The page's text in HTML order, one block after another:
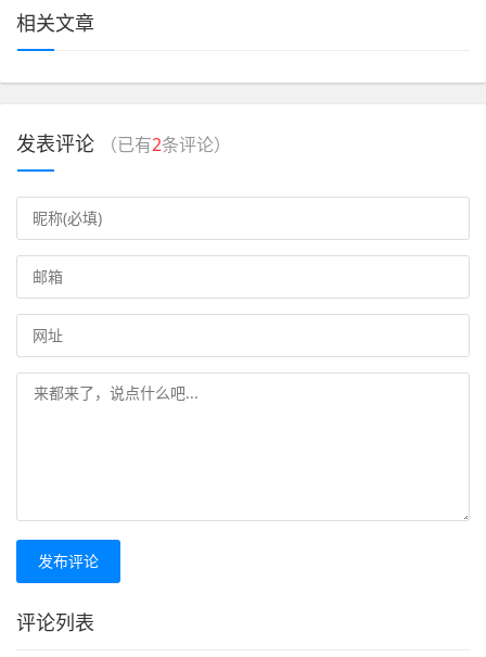
相关文章
发表评论 （已有2条评论）
发布评论
评论列表